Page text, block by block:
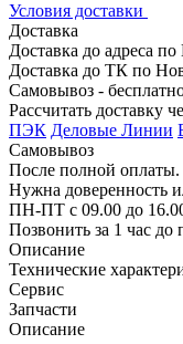
Условия доставки
Доставка
Доставка до адреса
Доставка до ТК по
Самовывоз -
Рассчитать доставку
ПЭК Деловые Линии
Самовывоз
После полной оплаты.
Нужна доверенность
ПН-ПТ с 09.00 до
Позвонить за 1 час до
Описание
Технические
Сервис
Запчасти
Описание